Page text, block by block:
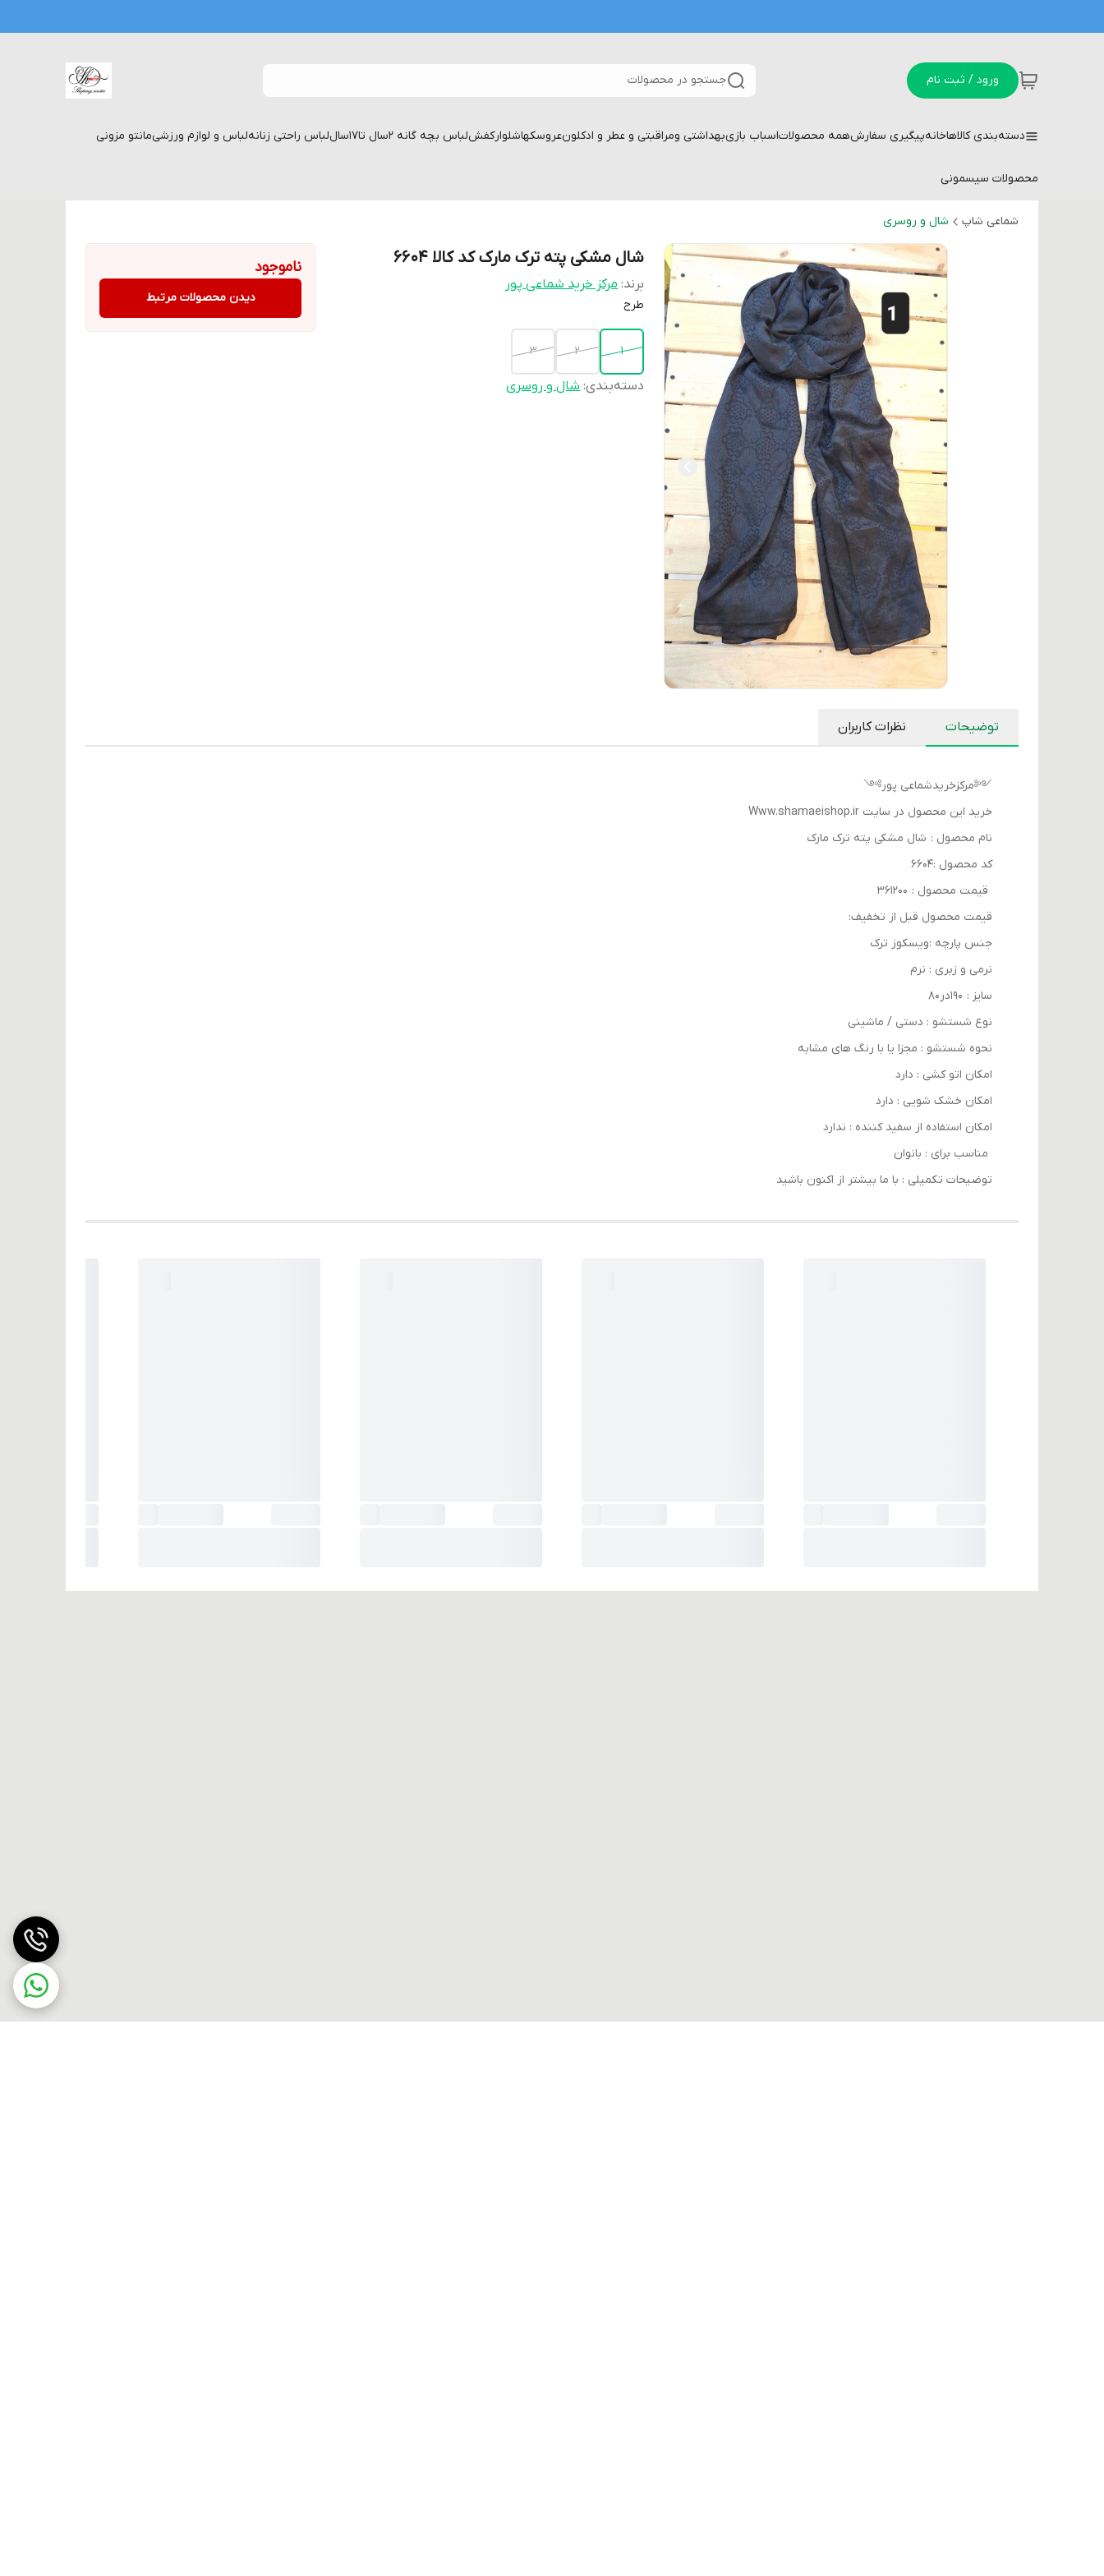
ورود / ثبت نام جستجو در محصولات
دسته‌بندی کالاهاخانهپیگیری سفارشهمه محصولاتاسباب بازیبهداشتی ومراقبتی و عطر و ادکلونعروسکهاشلوارکفشلباس بچه گانه 2سال تا۱۷سال لباس راحتی زنانهلباس و لوازم ورزشیمانتو مزونی
محصولات سیسمونی
شماعی شاپ شال و روسری
شال مشکی پته ترک مارک کد کالا ۶۶۰۴
برند: مرکز خرید شماعی پور
طرح
۱ ۲ ۳
دسته‌بندی:شال و روسری
ناموجود
دیدن محصولات مرتبط
توضیحات نظرات کاربران
༺مرکزخریدشماعی پور༻
خرید این محصول در سایت Www.shamaeishop.ir
نام محصول : شال مشکی پته ترک مارک
کد محصول :۶۶۰۴
قیمت محصول : ۳۶۱۲۰۰
قیمت محصول قبل از تخفیف:
جنس پارچه :ویسکوز ترک
نرمی و زبری : نرم
سایز : ۱۹۰در۸۰
نوع شستشو : دستی / ماشینی
نحوه شستشو : مجزا یا با رنگ های مشابه
امکان اتو کشی : دارد
امکان خشک‌ شویی : دارد
امکان استفاده از سفید کننده : ندارد
مناسب برای : بانوان
توضیحات تکمیلی : با ما بیشتر از اکنون باشید